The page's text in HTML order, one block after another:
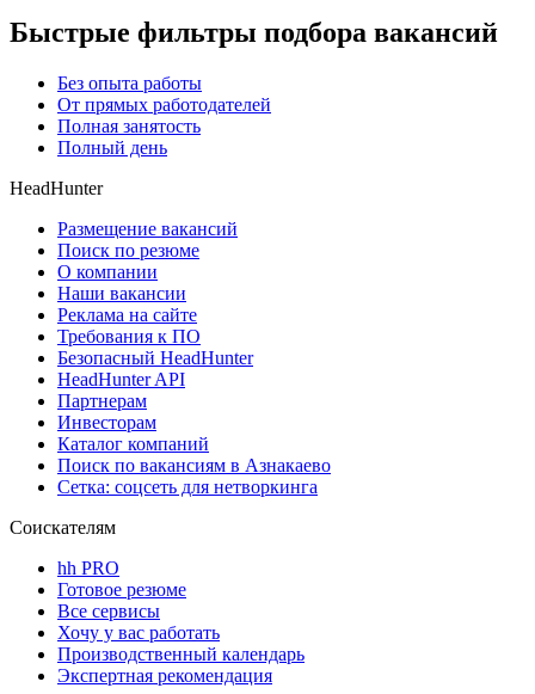
Быстрые фильтры подбора вакансий
Без опыта работы
От прямых работодателей
Полная занятость
Полный день
HeadHunter
Размещение вакансий
Поиск по резюме
О компании
Наши вакансии
Реклама на сайте
Требования к ПО
Безопасный HeadHunter
HeadHunter API
Партнерам
Инвесторам
Каталог компаний
Поиск по вакансиям в Азнакаево
Сетка: соцсеть для нетворкинга
Соискателям
hh PRO
Готовое резюме
Все сервисы
Хочу у вас работать
Производственный календарь
Экспертная рекомендация